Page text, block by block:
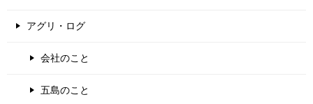
アグリ・ログ
会社のこと
五島のこと